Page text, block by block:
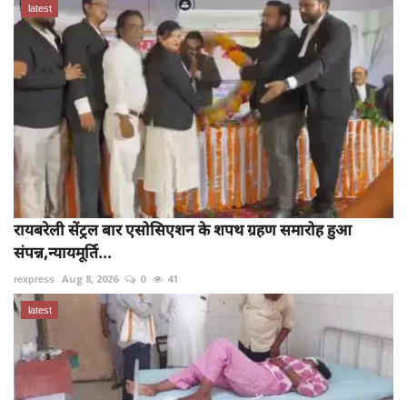
latest
रायबरेली सेंट्रल बार एसोसिएशन के शपथ ग्रहण समारोह हुआ
संपन्न,न्यायमूर्ति...
rexpress Aug 8, 2026 0 41
latest